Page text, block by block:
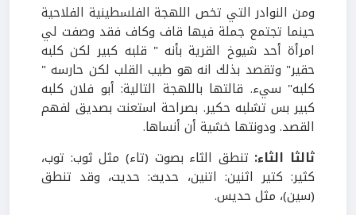
ومن النوادر التي تخص اللهجة الفلسطينية الفلاحية
حينما تجتمع جملة فيها قاف وكاف فقد وصفت لي
امرأة أحد شيوخ القرية بأنه " قلبه كبير لكن كلبه
حقير" وتقصد بذلك انه هو طيب القلب لكن حارسه "
كلبه" سيء. قالتها باللهجة التالية: أبو فلان كلبه
كبير بس تشلبه حكير. بصراحة استعنت بصديق لفهم
القصد. ودونتها خشية أن أنساها.
ثالثا الثاء: تنطق الثاء بصوت (تاء) مثل ثوب: توب،
كثير: كتير اثنين: اتنين، حديث: حديت، وقد تنطق
(سين)، مثل حديس.